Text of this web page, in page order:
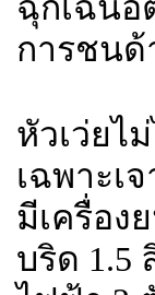
ฉุกเฉินอั
การชน
หัวเว่ยไ
เฉพาะเ
มีเครื่อง
บริด 1.5